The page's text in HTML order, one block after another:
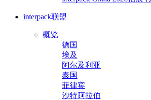
interpack联盟
概览
德国
埃及
阿尔及利亚
泰国
菲律宾
沙特阿拉伯